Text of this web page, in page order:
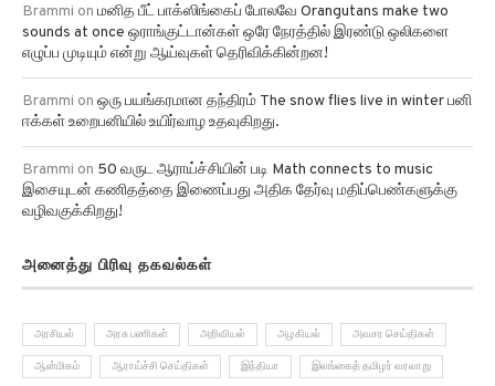
Brammi on மனித பீட் பாக்ஸிங்கைப் போலவே Orangutans make two
sounds at once ஒராங்குட்டான்கள் ஒரே நேரத்தில் இரண்டு ஒலிகளை
எழுப்ப முடியும் என்று ஆய்வுகள் தெரிவிக்கின்றன!
Brammi on ஒரு பயங்கரமான தந்திரம் The snow flies live in winter பனி
ஈக்கள் உறைபனியில் உயிர்வாழ உதவுகிறது.
Brammi on 50 வருட ஆராய்ச்சியின் படி Math connects to music
இசையுடன் கணிதத்தை இணைப்பது அதிக தேர்வு மதிப்பெண்களுக்கு
வழிவகுக்கிறது!
அனைத்து பிரிவு தகவல்கள்
அரசியல் அரசு பணிகள் அறிவியல் அழகியல் அவசர செய்திகள்
ஆன்மிகம் ஆராய்ச்சி செய்திகள் இந்தியா இலங்கைத் தமிழர் வரலாறு